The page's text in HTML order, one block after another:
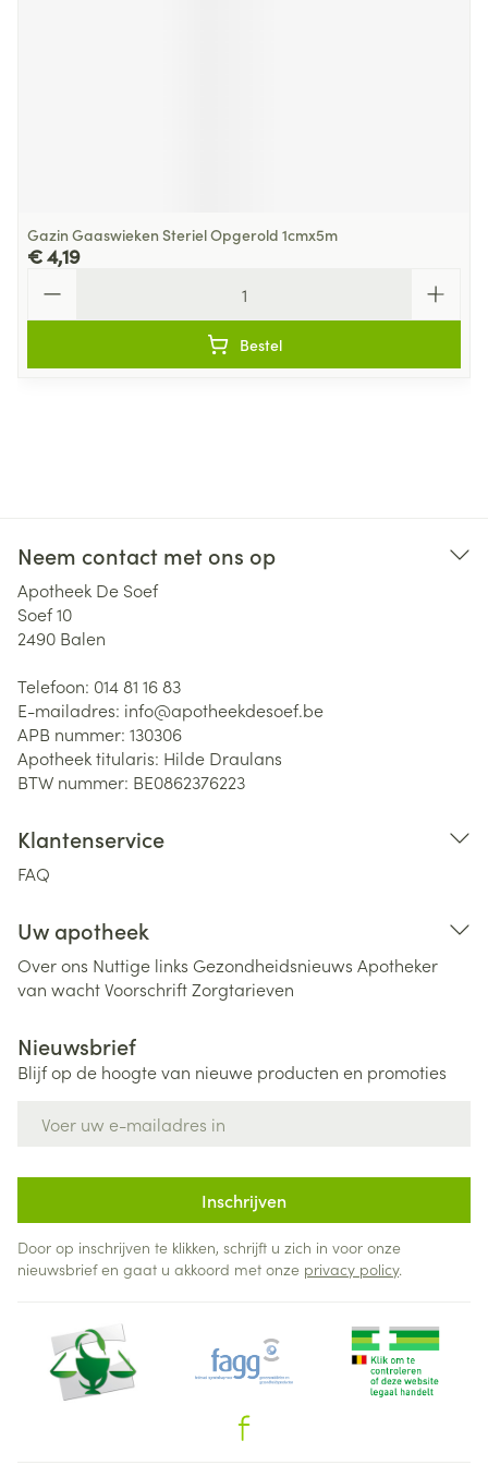
Gazin Gaaswieken Steriel Opgerold 1cmx5m
€ 4,19
Bestel
Neem contact met ons op
Apotheek De Soef
Soef 10
2490 Balen
Telefoon: 014 81 16 83
E-mailadres: info@apotheekdesoef.be
APB nummer: 130306
Apotheek titularis: Hilde Draulans
BTW nummer: BE0862376223
Klantenservice
FAQ
Uw apotheek
Over ons Nuttige links Gezondheidsnieuws Apotheker
van wachtVoorschriftZorgtarieven
Nieuwsbrief
Blijf op de hoogte van nieuwe producten en promoties
Inschrijven
Door op inschrijven te klikken, schrijft u zich in voor onze
nieuwsbrief en gaat u akkoord met onze privacy policy.